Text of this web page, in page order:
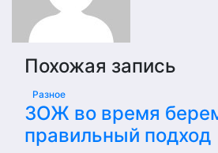
Похожая запись
Разное
ЗОЖ во время
правильный подход